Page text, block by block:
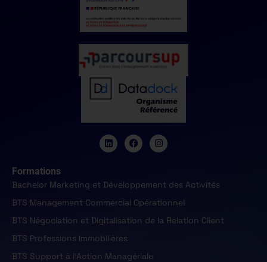
Formations
Bachelor Marketing et Développement des Activités
BTS Management Commercial Opérationnel
BTS Négociation et Digitalisation de la Relation Client
BTS Professions Immobilières
BTS Support à l'Action Managériale